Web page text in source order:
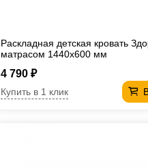
Раскладная детская кровать
матрасом 1440х600 мм
4 790 ₽
Купить в 1 клик